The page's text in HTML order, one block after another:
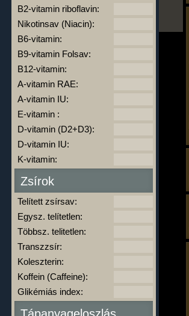
B2-vitamin riboflavin:
Nikotinsav (Niacin):
B6-vitamin:
B9-vitamin Folsav:
B12-vitamin:
A-vitamin RAE:
A-vitamin IU:
E-vitamin :
D-vitamin (D2+D3):
D-vitamin IU:
K-vitamin:
Zsírok
Telített zsírsav:
Egysz. telítetlen:
Többsz. telitetlen:
Transzzsír:
Koleszterin:
Koffein (Caffeine):
Glikémiás index: